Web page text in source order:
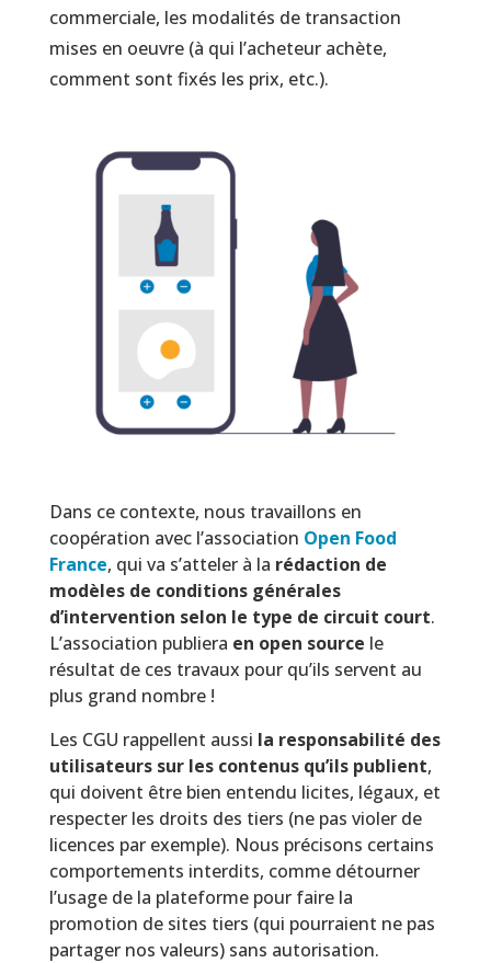
commerciale, les modalités de transaction
mises en oeuvre (à qui l’acheteur achète,
comment sont fixés les prix, etc.).
Dans ce contexte, nous travaillons en
coopération avec l’association Open Food
France, qui va s’atteler à la rédaction de
modèles de conditions générales
d’intervention selon le type de circuit court.
L’association publiera en open source le
résultat de ces travaux pour qu’ils servent au
plus grand nombre !
Les CGU rappellent aussi la responsabilité des
utilisateurs sur les contenus qu’ils publient,
qui doivent être bien entendu licites, légaux, et
respecter les droits des tiers (ne pas violer de
licences par exemple). Nous précisons certains
comportements interdits, comme détourner
l’usage de la plateforme pour faire la
promotion de sites tiers (qui pourraient ne pas
partager nos valeurs) sans autorisation.